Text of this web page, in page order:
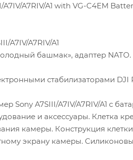
A7RIV/A1 with VG-C4EM
A7IV/A7RIV/A1
башмак», адаптер NATO.
стабилизаторами DJI
Sony A7SIII/A7IV/A7RIV/A1 с
и аксессуары. Клетка
камеры. Конструкция
экрану камеры.